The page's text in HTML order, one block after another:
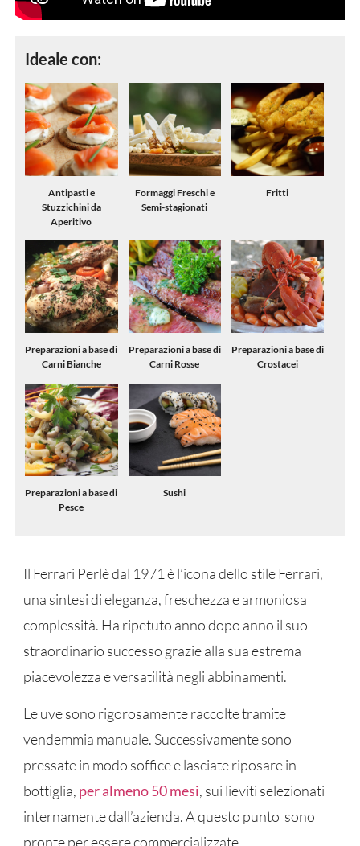
Ideale con:
Antipasti e
Stuzzichini da
Aperitivo
Formaggi Freschi e
Semi-stagionati
Fritti
Preparazioni a base di
Carni Bianche
Preparazioni a base di
Carni Rosse
Preparazioni a base di
Crostacei
Preparazioni a base di
Pesce
Sushi
Il Ferrari Perlè dal 1971 è l’icona dello stile Ferrari,
una sintesi di eleganza, freschezza e armoniosa
complessità. Ha ripetuto anno dopo anno il suo
straordinario successo grazie alla sua estrema
piacevolezza e versatilità negli abbinamenti.
Le uve sono rigorosamente raccolte tramite
vendemmia manuale. Successivamente sono
pressate in modo soffice e lasciate riposare in
bottiglia, per almeno 50 mesi, sui lieviti selezionati
internamente dall’azienda. A questo punto sono
pronte per essere commercializzate.